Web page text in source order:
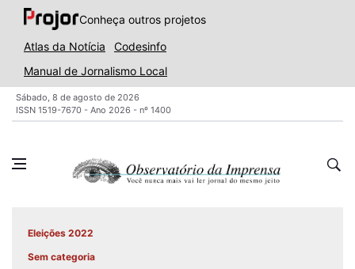
Conheça outros projetos
Atlas da Notícia
Codesinfo
Manual de Jornalismo Local
Sábado, 8 de agosto de 2026
ISSN 1519-7670 - Ano 2026 - nº 1400
Eleições 2022
Sem categoria